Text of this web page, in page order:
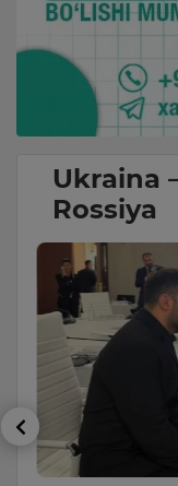
Ukraina
Rossiya